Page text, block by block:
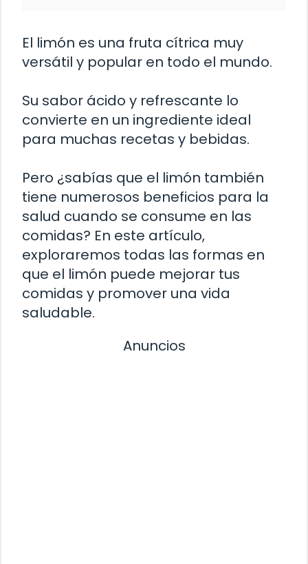
El limón es una fruta cítrica muy
versátil y popular en todo el mundo.
Su sabor ácido y refrescante lo
convierte en un ingrediente ideal
para muchas recetas y bebidas.
Pero ¿sabías que el limón también
tiene numerosos beneficios para la
salud cuando se consume en las
comidas? En este artículo,
exploraremos todas las formas en
que el limón puede mejorar tus
comidas y promover una vida
saludable.
Anuncios